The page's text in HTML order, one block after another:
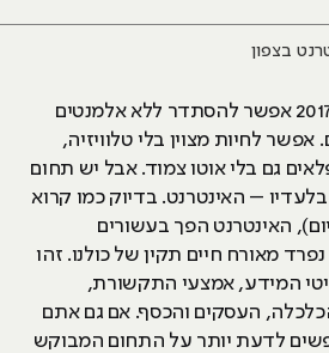
בצפון
במציאות החיים מודל 2017 אפשר להסתדר ללא אלמנטים
אפשר לחיות מצוין בלי טלוויזיה,
גם בלי אוטו צמוד. אבל יש תחום
– האינטרנט. בדיוק כמו קרוא
האינטרנט הפך בעשורים
מאורח חיים תקין של כולנו. זהו
המידע, אמצעי התקשורת,
העסקים והכסף. אם גם אתם
לדעת יותר על התחום המבוקש